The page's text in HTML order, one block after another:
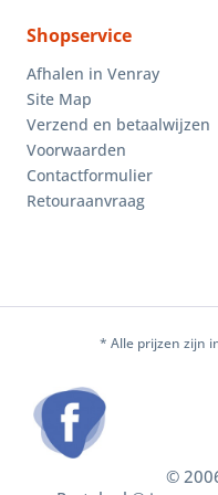
Shopservice
Afhalen in Venray
Site Map
Verzend en betaalwijzen
Voorwaarden
Contactformulier
Retouraanvraag
* Alle prijzen zijn
©